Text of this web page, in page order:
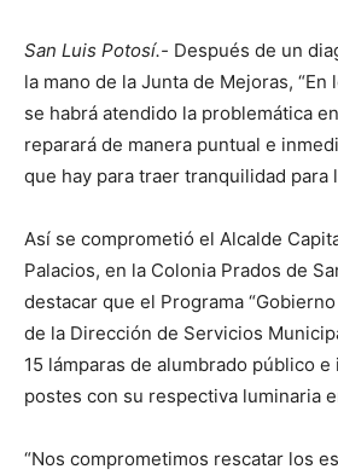
San Luis Potosí.- Después de un
la mano de la Junta de Mejoras, “En
se habrá atendido la problemática
reparará de manera puntual e
que hay para traer tranquilidad para
Así se comprometió el Alcalde
Palacios, en la Colonia Prados de
destacar que el Programa
de la Dirección de Servicios
15 lámparas de alumbrado público
postes con su respectiva luminaria
“Nos comprometimos rescatar los